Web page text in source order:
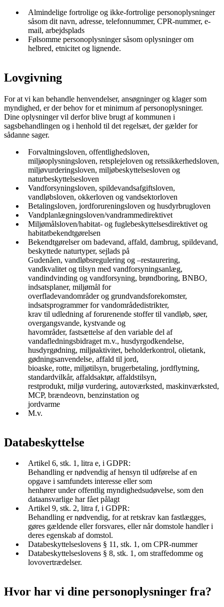
Almindelige fortrolige og ikke-fortrolige personoplysninger
såsom dit navn, adresse, telefonnummer, CPR-nummer, e-
mail, arbejdsplads
Følsomme personoplysninger såsom oplysninger om
helbred, etnicitet og lignende.
Lovgivning
For at vi kan behandle henvendelser, ansøgninger og klager som
myndighed, er der behov for et minimum af personoplysninger.
Dine oplysninger vil derfor blive brugt af kommunen i
sagsbehandlingen og i henhold til det regelsæt, der gælder for
sådanne sager.
Forvaltningsloven, offentlighedsloven,
miljøoplysningsloven, retsplejeloven og retssikkerhedsloven,
miljøvurderingsloven, miljøbeskyttelsesloven og
naturbeskyttelsesloven
Vandforsyningsloven, spildevandsafgiftsloven,
vandløbsloven, okkerloven og vandsektorloven
Betalingsloven, jordforureningsloven og husdyrbrugloven
Vandplanlægningsloven/vandrammedirektivet
Miljømålsloven/habitat- og fuglebeskyttelsesdirektivet og
habitatbekendtgørelsen
Bekendtgørelser om badevand, affald, dambrug, spildevand,
beskyttede naturtyper, sejlads på
Gudenåen, vandløbsregulering og –restaurering,
vandkvalitet og tilsyn med vandforsyningsanlæg,
vandindvinding og vandforsyning, brøndboring, BNBO,
indsatsplaner, miljømål for
overfladevandområder og grundvandsforekomster,
indsatsprogrammer for vandområdedistrikter,
krav til udledning af forurenende stoffer til vandløb, søer,
overgangsvande, kystvande og
havområder, fastsættelse af den variable del af
vandafledningsbidraget m.v., husdyrgodkendelse,
husdyrgødning, miljøaktivitet, beholderkontrol, olietank,
gødningsanvendelse, affald til jord,
bioaske, rotte, miljøtilsyn, brugerbetaling, jordflytning,
standardvilkår, affaldsaktør, affaldstilsyn,
restprodukt, miljø vurdering, autoværksted, maskinværksted,
MCP, brændeovn, benzinstation og
jordvarme
M.v.
Databeskyttelse
Artikel 6, stk. 1, litra e, i GDPR:
Behandling er nødvendig af hensyn til udførelse af en
opgave i samfundets interesse eller som
henhører under offentlig myndighedsudøvelse, som den
dataansvarlige har fået pålagt
Artikel 9, stk. 2, litra f, i GDPR:
Behandling er nødvendig, for at retskrav kan fastlægges,
gøres gældende eller forsvares, eller når domstole handler i
deres egenskab af domstol.
Databeskyttelseslovens § 11, stk. 1, om CPR-nummer
Databeskyttelseslovens § 8, stk. 1, om straffedomme og
lovovertrædelser.
Hvor har vi dine personoplysninger fra?